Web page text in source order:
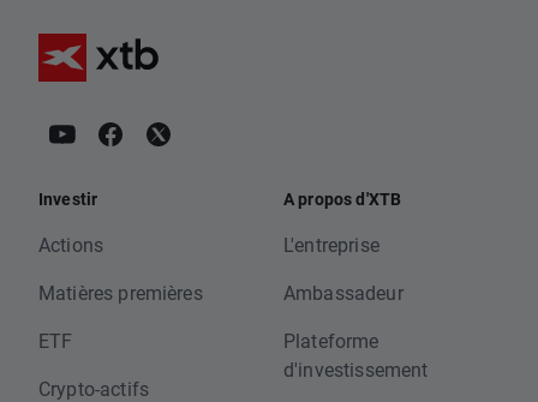
Investir
Actions
Matières premières
ETF
Crypto-actifs
A propos d'XTB
L'entreprise
Ambassadeur
Plateforme
d'investissement